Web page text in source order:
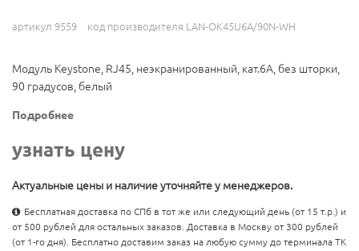
артикул 9559 код производителя LAN-OK45U6A/90N-WH
Модуль Keystone, RJ45, неэкранированный, кат.6A, без шторки,
90 градусов, белый
Подробнее
узнать цену
Актуальные цены и наличие уточняйте у менеджеров.
Бесплатная доставка по СПб в тот же или следующий день (от 15 т.р.) и
от 500 рублей для остальных заказов. Доставка в Москву от 300 рублей
(от 1-го дня). Бесплатно доставим заказ на любую сумму до терминала ТК